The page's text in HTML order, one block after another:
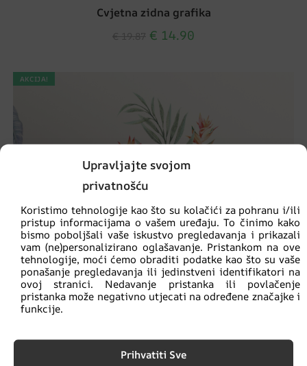
Upravljajte svojom
privatnošću
Koristimo tehnologije kao što su kolačići za pohranu i/ili
pristup informacijama o vašem uređaju. To činimo kako
bismo poboljšali vaše iskustvo pregledavanja i prikazali
vam (ne)personalizirano oglašavanje. Pristankom na ove
tehnologije, moći ćemo obraditi podatke kao što su vaše
ponašanje pregledavanja ili jedinstveni identifikatori na
ovoj stranici. Nedavanje pristanka ili povlačenje
pristanka može negativno utjecati na određene značajke i
funkcije.
Prihvatiti Sve
Cvjetna zidna grafika
€ 14.90
AKCIJA!